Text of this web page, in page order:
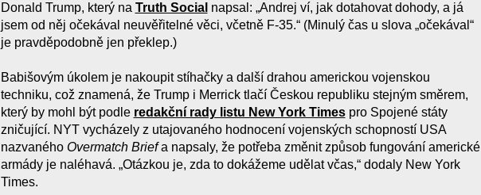
Donald Trump, který na Truth Social napsal: „Andrej ví, jak dotahovat dohody, a já
jsem od něj očekával neuvěřitelné věci, včetně F-35.“ (Minulý čas u slova „očekával“
je pravděpodobně jen překlep.)
Babišovým úkolem je nakoupit stíhačky a další drahou americkou vojenskou
techniku, což znamená, že Trump i Merrick tlačí Českou republiku stejným směrem,
který by mohl být podle redakční rady listu New York Timespro Spojené státy
zničující. NYT vycházely z utajovaného hodnocení vojenských schopností USA
nazvaného Overmatch Briefa napsaly, že potřeba změnit způsob fungování americké
armády je naléhavá. „Otázkou je, zda to dokážeme udělat včas,“ dodaly New York
Times.